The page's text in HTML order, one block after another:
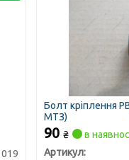
Болт кріплення
МТЗ)
90 ₴
в
Артикул: